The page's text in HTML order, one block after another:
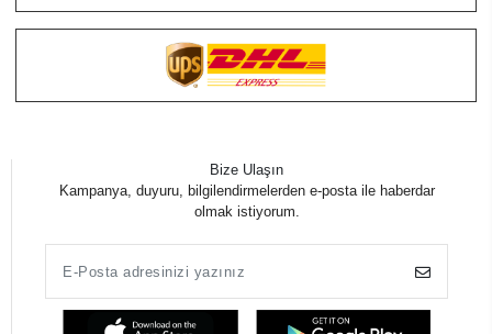
Bize Ulaşın
Kampanya, duyuru, bilgilendirmelerden e-posta ile haberdar
olmak istiyorum.